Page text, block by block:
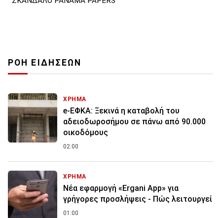
ΡΟΗ ΕΙΔΗΣΕΩΝ
ΧΡΗΜΑ
e-ΕΦΚΑ: Ξεκινά η καταβολή του
αδειοδωροσήμου σε πάνω από 90.000
οικοδόμους
02:00
ΧΡΗΜΑ
Νέα εφαρμογή «Ergani App» για
γρήγορες προσλήψεις - Πώς λειτουργεί
01:00